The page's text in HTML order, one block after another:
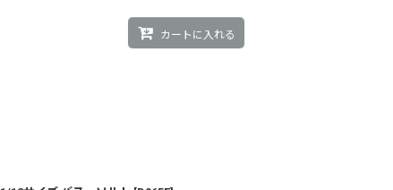
カートに入れる